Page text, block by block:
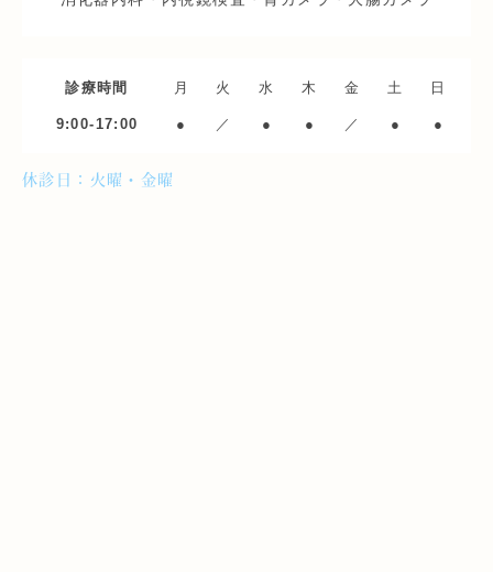
診療時間 月 火 水 木 金 土 日
9:00-17:00 ● ／ ● ● ／ ● ●
休診日：火曜・金曜